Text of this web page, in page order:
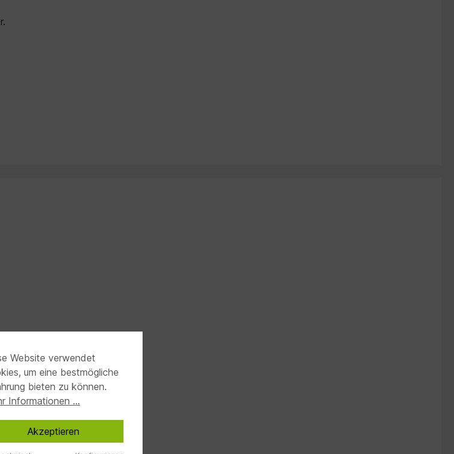
Website verwendet
um eine bestmögliche
bieten zu können.
Informationen ...
Akzeptieren